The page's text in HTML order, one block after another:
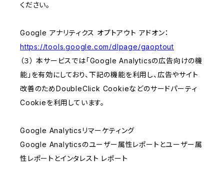
ください。
Google アナリティクス オプトアウト アドオン：
https://tools.google.com/dlpage/gaoptout
（３） 本サービスでは「Google Analyticsの広告向けの機
能」を有効にしており、下記の機能を利用し、広告やサイト
改善のためDoubleClick Cookieなどのサードパーティ
Cookieを利用しています。
Google Analyticsリマーケティング
Google Analyticsのユーザー属性レポートとユーザー属
性レポートとインタレスト レポート